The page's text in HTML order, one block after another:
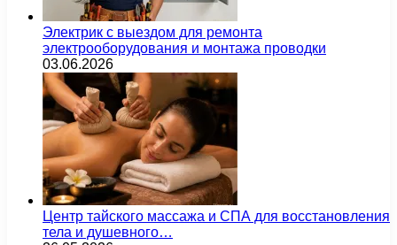
Электрик с выездом для ремонта
электрооборудования и монтажа проводки
03.06.2026
Центр тайского массажа и СПА для восстановления
тела и душевного…